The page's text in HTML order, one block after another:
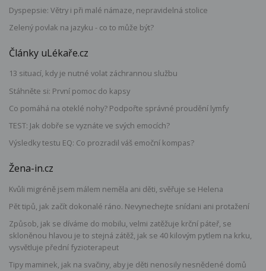
Dyspepsie: Větry i při malé námaze, nepravidelná stolice
Zelený povlak na jazyku - co to může být?
Články uLékaře.cz
13 situací, kdy je nutné volat záchrannou službu
Stáhněte si: První pomoc do kapsy
Co pomáhá na oteklé nohy? Podpořte správné proudění lymfy
TEST: Jak dobře se vyznáte ve svých emocích?
Výsledky testu EQ: Co prozradil váš emoční kompas?
Žena-in.cz
Kvůli migréně jsem málem neměla ani děti, svěřuje se Helena
Pět tipů, jak začít dokonalé ráno. Nevynechejte snídani ani protažení
Způsob, jak se díváme do mobilu, velmi zatěžuje krční páteř, se
skloněnou hlavou je to stejná zátěž, jak se 40 kilovým pytlem na krku,
vysvětluje přední fyzioterapeut
Tipy maminek, jak na svačiny, aby je děti nenosily nesnědené domů